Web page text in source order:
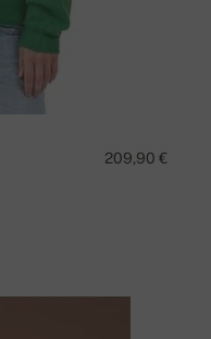
209,90 €